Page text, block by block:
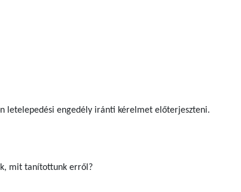
letelepedési engedély iránti kérelmet előterjeszteni.
mit tanítottunk erről?